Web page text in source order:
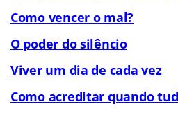
Como vencer o mal?
O poder do silêncio
Viver um dia de cada vez
Como acreditar quando